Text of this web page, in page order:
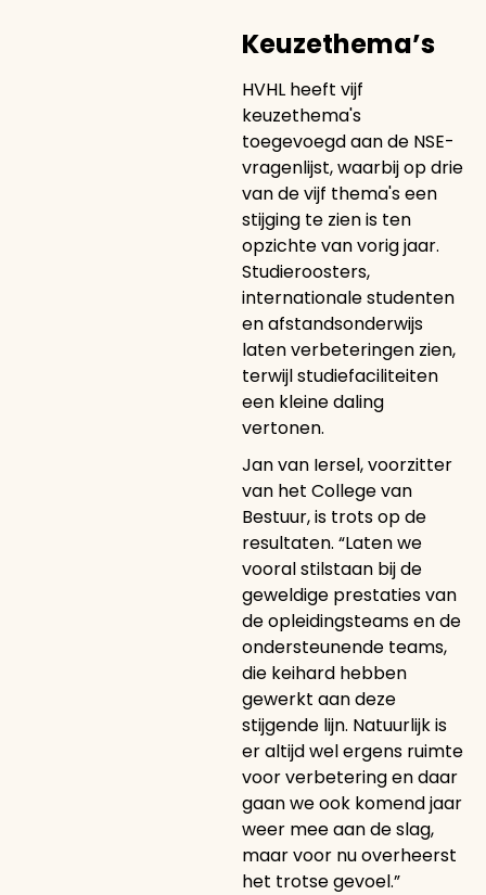
Keuzethema’s
HVHL heeft vijf
keuzethema's
toegevoegd aan de NSE-
vragenlijst, waarbij op drie
van de vijf thema's een
stijging te zien is ten
opzichte van vorig jaar.
Studieroosters,
internationale studenten
en afstandsonderwijs
laten verbeteringen zien,
terwijl studiefaciliteiten
een kleine daling
vertonen.
Jan van Iersel, voorzitter
van het College van
Bestuur, is trots op de
resultaten. “Laten we
vooral stilstaan bij de
geweldige prestaties van
de opleidingsteams en de
ondersteunende teams,
die keihard hebben
gewerkt aan deze
stijgende lijn. Natuurlijk is
er altijd wel ergens ruimte
voor verbetering en daar
gaan we ook komend jaar
weer mee aan de slag,
maar voor nu overheerst
het trotse gevoel.”